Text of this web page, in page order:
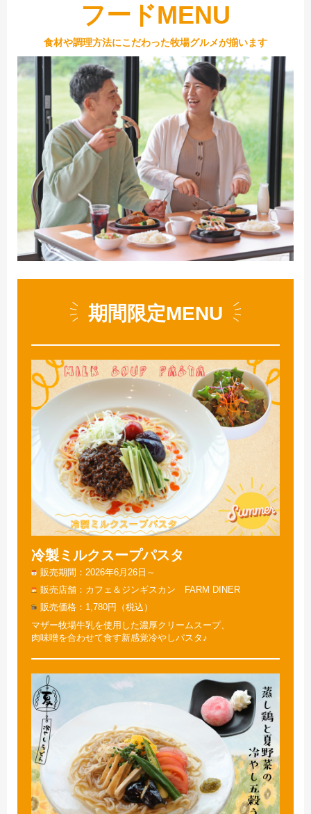
フードMENU
食材や調理方法にこだわった牧場グルメが揃います
期間限定MENU
冷製ミルクスープパスタ
販売期間
2026年6月26日～
販売店舗
カフェ＆ジンギスカン FARM DINER
販売価格
1,780円（税込）
マザー牧場牛乳を使用した濃厚クリームスープ、
肉味噌を合わせて食す新感覚冷やしパスタ♪